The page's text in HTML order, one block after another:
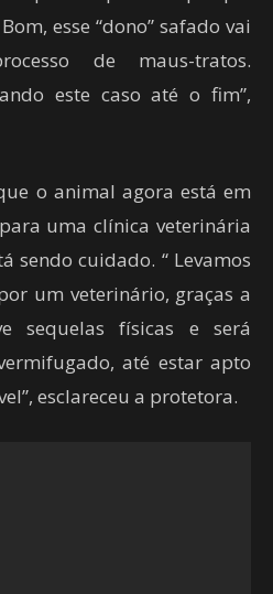
esse “dono” safado vai
de maus-tratos.
este caso até o fim”,
o animal agora está em
uma clínica veterinária
sendo cuidado. “ Levamos
um veterinário, graças a
sequelas físicas e será
até estar apto
esclareceu a protetora.